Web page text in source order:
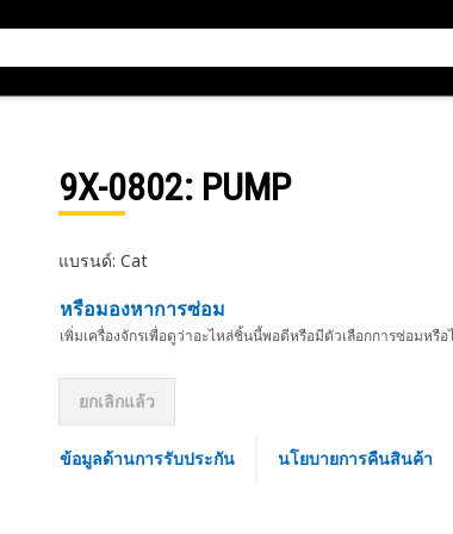
9X-0802: PUMP
แบรนด์: Cat
หรือมองหาการซ่อม
เพิ่มเครื่องจักรเพื่อดูว่าอะไหล่ชิ้นนี้พอดีหรือมีตัวเลือกการซ่อมหรือ
ยกเลิกแล้ว
ข้อมูลด้านการรับประกัน นโยบายการคืนสินค้า